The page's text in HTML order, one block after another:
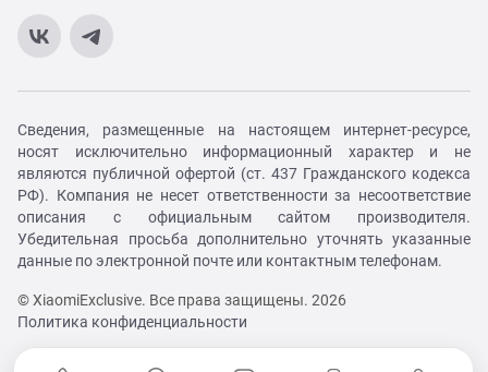
Сведения, размещенные на настоящем интернет-ресурсе,
носят исключительно информационный характер и не
являются публичной офертой (ст. 437 Гражданского кодекса
РФ). Компания не несет ответственности за несоответствие
описания с официальным сайтом производителя.
Убедительная просьба дополнительно уточнять указанные
данные по электронной почте или контактным телефонам.
© XiaomiExclusive. Все права защищены. 2026
Политика конфиденциальности